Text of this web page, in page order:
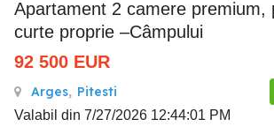
Apartament 2 camere premium, parter, cu
curte proprie –Câmpului
92 500 EUR
Arges, Pitesti
Valabil din 7/27/2026 12:44:01 PM